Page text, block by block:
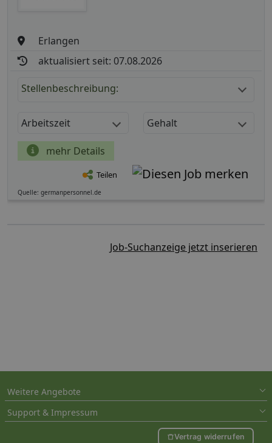
Erlangen
aktualisiert seit: 07.08.2026
Stellenbeschreibung:
Arbeitszeit Gehalt
mehr Details
Teilen
Quelle: germanpersonnel.de
Job-Suchanzeige jetzt inserieren
Weitere Angebote
Support & Impressum
Vertrag widerrufen